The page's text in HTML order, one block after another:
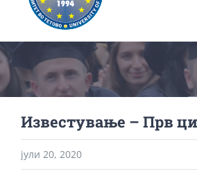
Известување – Прв
јули 20, 2020